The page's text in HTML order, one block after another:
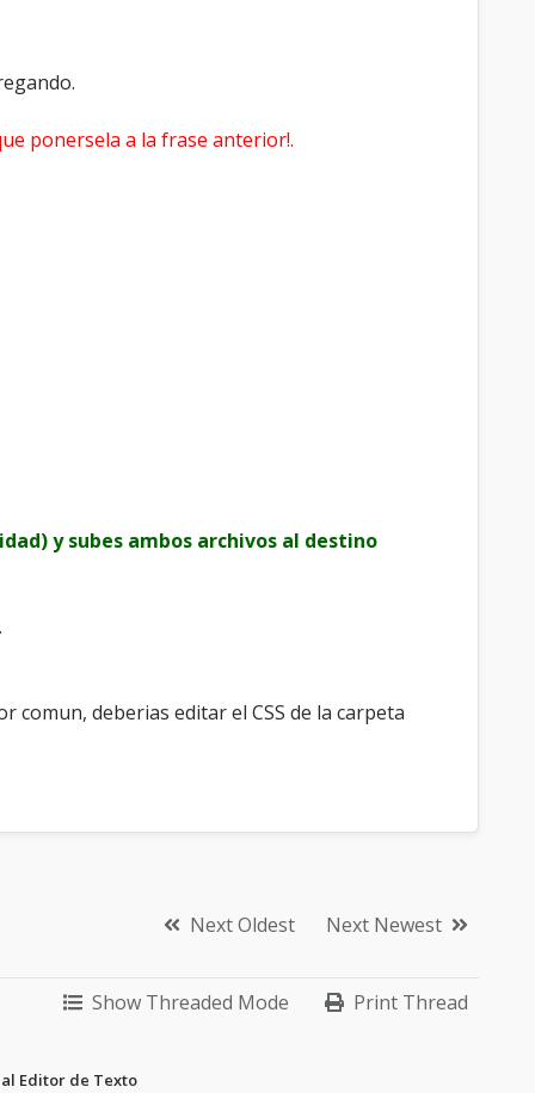
ponersela a la frase anterior!.
y subes ambos archivos al destino
deberias editar el CSS de la carpeta
Next Oldest Next Newest
Show Threaded Mode Print Thread
Editor de Texto